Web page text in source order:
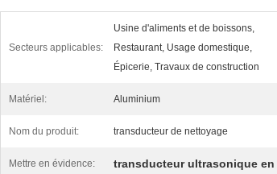
Secteurs applicables:
Usine d'aliments et de boissons,
Restaurant, Usage domestique,
Épicerie, Travaux de construction
Matériel: Aluminium
Nom du produit: transducteur de nettoyage
Mettre en évidence: transducteur ultrasonique en